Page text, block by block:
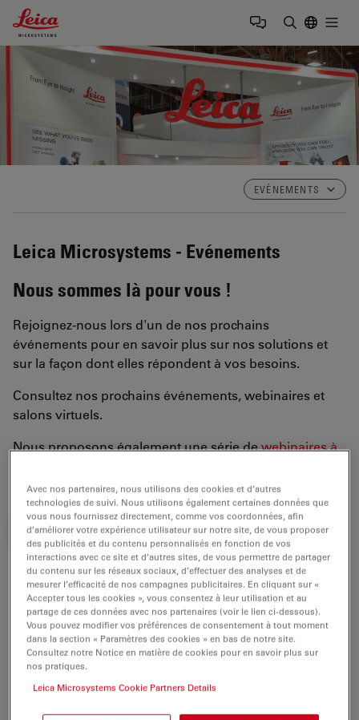
Leica Microsystems Logo
EVÉNEMENTS
Leica Microsystems - Evénements
Nous sommes là pour vous !
Rejoignez-nous lors d'un de nos prochains
événements pour en savoir plus sur nos solutions et
sur la façon dont elles répondent à vos besoins.
Consultez nos prochains événements, webinaires et
salons virtuels.
Nous proposons également une série dewebinaires à
quelque chose pour vous !
ON-DEMAND WEBINARS (EN)
Nous vous attendons avec impatience !
Avec nos partenaires, nous utilisons des cookies et d’autres
technologies de suivi. Nous utilisons également certaines données que
vous nous fournissez directement, comme vos coordonnées, afin
d’améliorer votre expérience utilisateur sur notre site, de vous proposer
des publicités et du contenu personnalisés en fonction de vos
interactions avec ce site et d’autres sites, de vous permettre de partager
du contenu sur les réseaux sociaux, d’effectuer des analyses et de
mesurer l’efficacité de nos campagnes publicitaires. En cliquant sur «
Accepter tous les cookies », vous consentez à leur utilisation et au
partage de ces données avec nos partenaires (voir le lien ci-dessous).
Vous pouvez modifier vos préférences de consentement à tout moment
dans la section « Paramètres des cookies » en bas de notre site.
Consultez notre Notice en matière de cookies pour en savoir plus sur
nos pratiques.
Leica Microsystems Cookie Partners Details